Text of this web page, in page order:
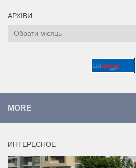
АРХІВИ
Архіви
MORE
ИНТЕРЕСНОЕ